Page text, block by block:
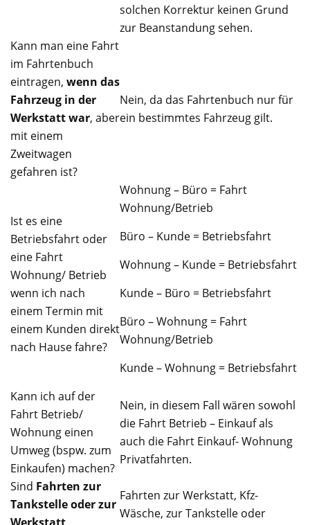
solchen Korrektur keinen Grund
zur Beanstandung sehen.
Kann man eine Fahrt
im Fahrtenbuch
eintragen, wenn das
Fahrzeug in der
Werkstatt war, aber
mit einem
Zweitwagen
gefahren ist?
Nein, da das Fahrtenbuch nur für
ein bestimmtes Fahrzeug gilt.
Ist es eine
Betriebsfahrt oder
eine Fahrt
Wohnung/ Betrieb
wenn ich nach
einem Termin mit
einem Kunden direkt
nach Hause fahre?
Wohnung – Büro = Fahrt
Wohnung/Betrieb
Büro – Kunde = Betriebsfahrt
Wohnung – Kunde = Betriebsfahrt
Kunde – Büro = Betriebsfahrt
Büro – Wohnung = Fahrt
Wohnung/Betrieb
Kunde – Wohnung = Betriebsfahrt
Kann ich auf der
Fahrt Betrieb/
Wohnung einen
Umweg (bspw. zum
Einkaufen) machen?
Nein, in diesem Fall wären sowohl
die Fahrt Betrieb – Einkauf als
auch die Fahrt Einkauf- Wohnung
Privatfahrten.
Sind Fahrten zur
Tankstelle oder zur
Fahrten zur Werkstatt, Kfz-
Wäsche, zur Tankstelle oder